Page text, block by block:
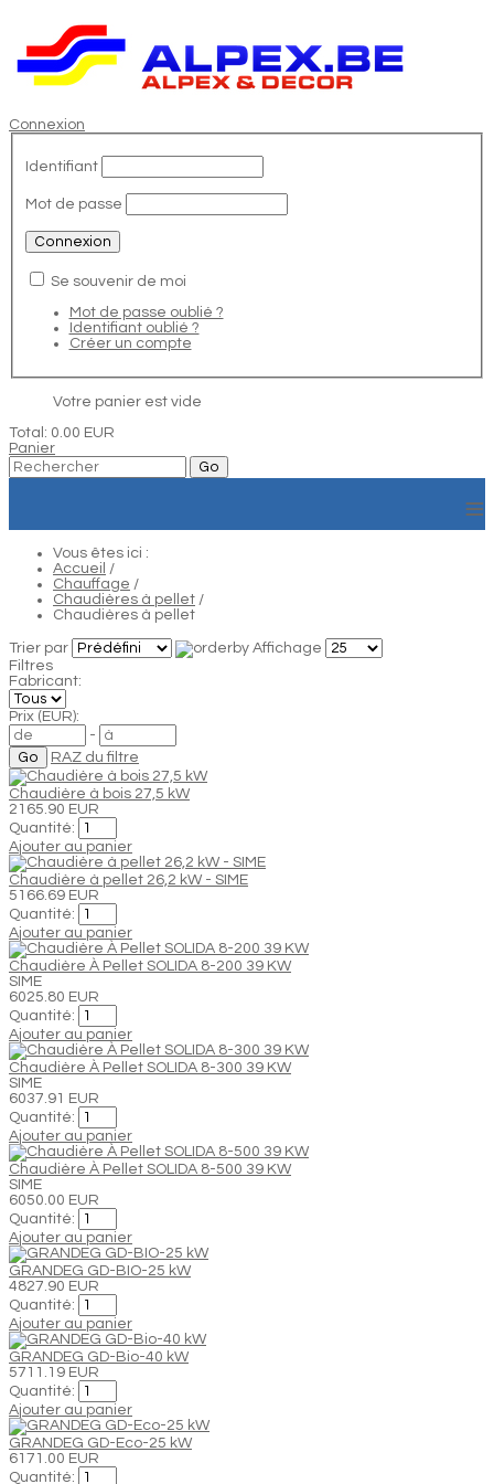
Connexion
Identifiant
Mot de passe
Se souvenir de moi
Mot de passe oublié ?
Identifiant oublié ?
Créer un compte
Votre panier est vide
Total: 0.00 EUR
Panier
≡
Vous êtes ici :
Accueil /
Chauffage /
Chaudières à pellet /
Chaudières à pellet
Trier par
Affichage
Filtres
Fabricant:
Prix (EUR):
-
RAZ du filtre
Chaudière à bois 27,5 kW
2165.90 EUR
Quantité:
Ajouter au panier
Chaudière à pellet 26,2 kW - SIME
5166.69 EUR
Quantité:
Ajouter au panier
Chaudière À Pellet SOLIDA 8-200 39 KW
SIME
6025.80 EUR
Quantité:
Ajouter au panier
Chaudière À Pellet SOLIDA 8-300 39 KW
SIME
6037.91 EUR
Quantité:
Ajouter au panier
Chaudière À Pellet SOLIDA 8-500 39 KW
SIME
6050.00 EUR
Quantité:
Ajouter au panier
GRANDEG GD-BIO-25 kW
4827.90 EUR
Quantité:
Ajouter au panier
GRANDEG GD-Bio-40 kW
5711.19 EUR
Quantité:
Ajouter au panier
GRANDEG GD-Eco-25 kW
6171.00 EUR
Quantité: